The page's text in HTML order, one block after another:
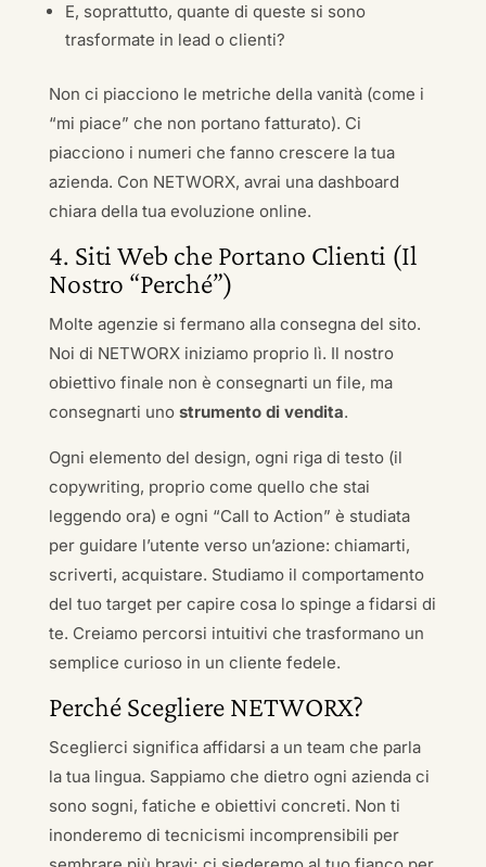
E, soprattutto, quante di queste si sono
trasformate in lead o clienti?
Non ci piacciono le metriche della vanità (come i
“mi piace” che non portano fatturato). Ci
piacciono i numeri che fanno crescere la tua
azienda. Con NETWORX, avrai una dashboard
chiara della tua evoluzione online.
4. Siti Web che Portano Clienti (Il
Nostro “Perché”)
Molte agenzie si fermano alla consegna del sito.
Noi di NETWORX iniziamo proprio lì. Il nostro
obiettivo finale non è consegnarti un file, ma
consegnarti uno strumento di vendita.
Ogni elemento del design, ogni riga di testo (il
copywriting, proprio come quello che stai
leggendo ora) e ogni “Call to Action” è studiata
per guidare l’utente verso un’azione: chiamarti,
scriverti, acquistare. Studiamo il comportamento
del tuo target per capire cosa lo spinge a fidarsi di
te. Creiamo percorsi intuitivi che trasformano un
semplice curioso in un cliente fedele.
Perché Scegliere NETWORX?
Sceglierci significa affidarsi a un team che parla
la tua lingua. Sappiamo che dietro ogni azienda ci
sono sogni, fatiche e obiettivi concreti. Non ti
inonderemo di tecnicismi incomprensibili per